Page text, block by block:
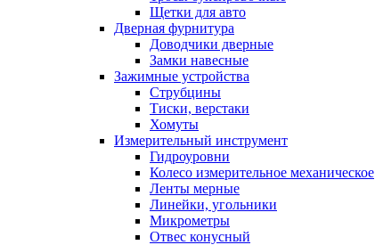
Щетки для авто
Дверная фурнитура
Доводчики дверные
Замки навесные
Зажимные устройства
Струбцины
Тиски, верстаки
Хомуты
Измерительный инструмент
Гидроуровни
Колесо измерительное механическое
Ленты мерные
Линейки, угольники
Микрометры
Отвес конусный